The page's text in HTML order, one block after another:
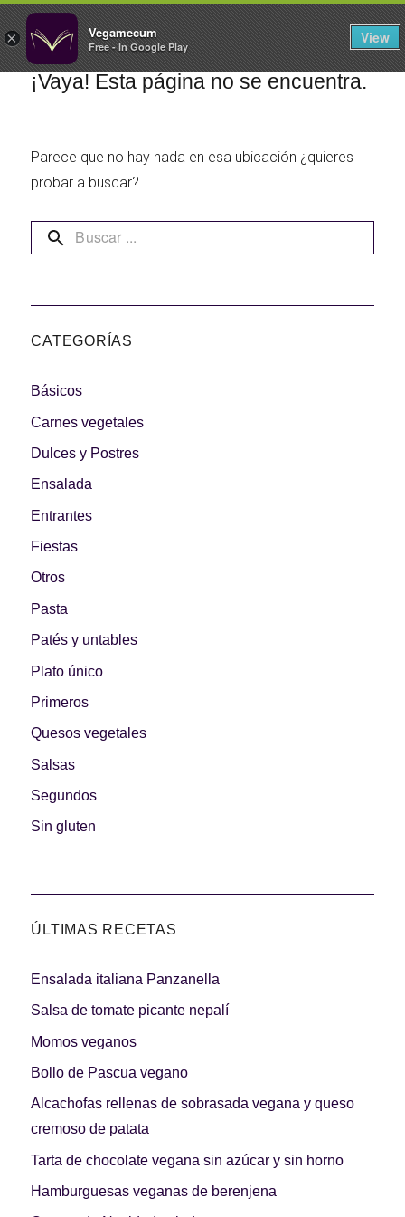
× Vegamecum
Free - In Google Play
View
FILTROS
🎉 Sant Joan 🎉
Especial 'Al aire libre'
¡A dipear!
Segundos
Las Hamburguesas
Carnes 2.0
Días de fiesta Cocina de invierno
Las mejores recetas
¡Vaya! Esta página no se encuentra.
Parece que no hay nada en esa ubicación ¿quieres
probar a buscar?
CATEGORÍAS
Básicos
Carnes vegetales
Dulces y Postres
Ensalada
Entrantes
Fiestas
Otros
Pasta
Patés y untables
Plato único
Primeros
Quesos vegetales
Salsas
Segundos
Sin gluten
ÚLTIMAS RECETAS
Ensalada italiana Panzanella
Salsa de tomate picante nepalí
Momos veganos
Bollo de Pascua vegano
Alcachofas rellenas de sobrasada vegana y queso
cremoso de patata
Tarta de chocolate vegana sin azúcar y sin horno
Hamburguesas veganas de berenjena